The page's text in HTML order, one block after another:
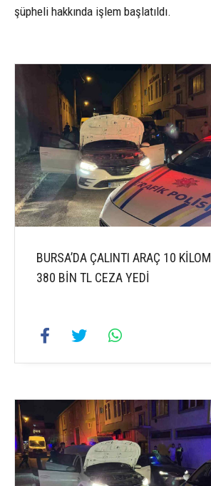
şüpheli hakkında işlem başlatıldı.
BURSA’DA ÇALINTI ARAÇ 10
380 BİN TL CEZA YEDİ